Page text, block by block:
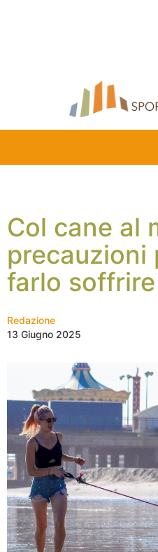
Col cane al
precauzioni
farlo soffrire
Redazione
13 Giugno 2025